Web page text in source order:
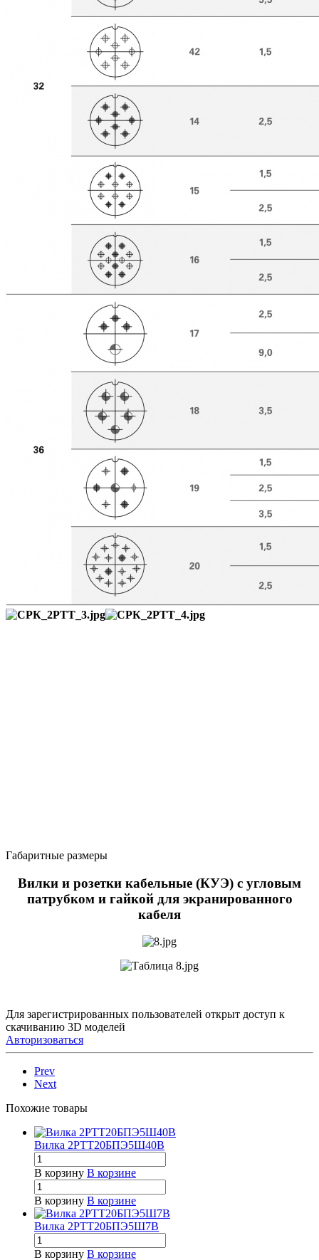
Габаритные размеры
Вилки и розетки кабельные (КУЭ) с угловым
патрубком и гайкой для экранированного
кабеля
Для зарегистрированных пользователей открыт доступ к
скачиванию 3D моделей
Авторизоваться
Prev
Next
Похожие товары
Вилка 2РТТ20БПЭ5Ш40В
В корзину В корзине
В корзину В корзине
Вилка 2РТТ20БПЭ5Ш7В
В корзину В корзине